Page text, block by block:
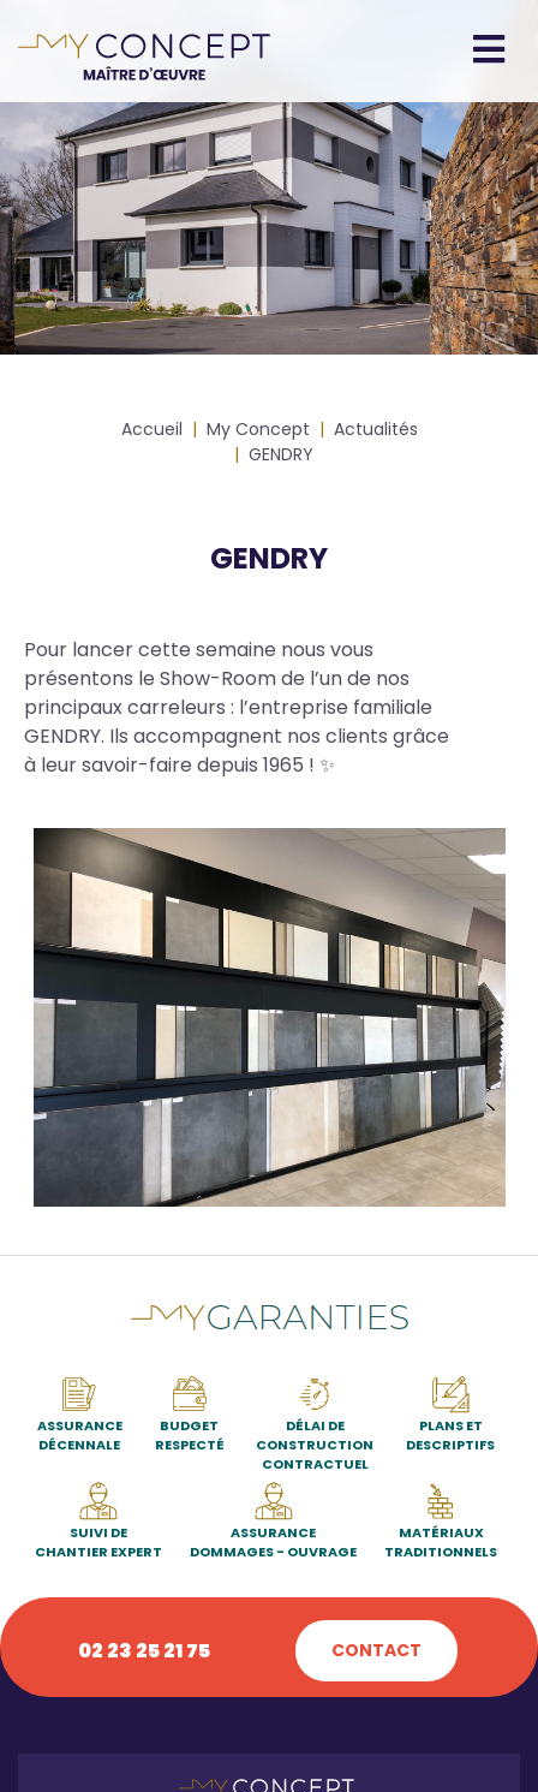
au
principal
principale
FilAccueil My Concept
Actualités
GENDRY
GENDRY
Body
Pour lancer cette semaine nous vous
présentons le Show-Room de l’un de nos
principaux carreleurs : l’entreprise familiale
GENDRY. Ils accompagnent nos clients grâce
à leur savoir-faire depuis 1965 ! ✨
Photos
ASSURANCE
DÉCENNALE
BUDGET
RESPECTÉ
DÉLAI DE
CONSTRUCTION
CONTRACTUEL
PLANS ET
DESCRIPTIFS
SUIVI DE
CHANTIER EXPERT
ASSURANCE
DOMMAGES - OUVRAGE
MATÉRIAUX
TRADITIONNELS
02 23 25 21 75 CONTACT